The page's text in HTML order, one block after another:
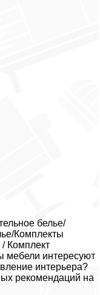
белье/
Комплекты
Комплект
мебели интересуют
интерьера?
рекомендаций на